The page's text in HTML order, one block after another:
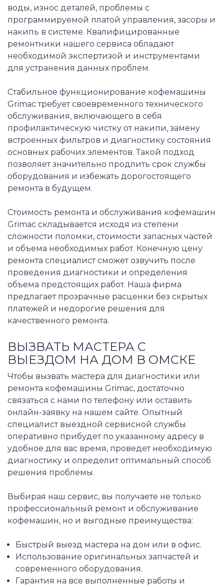
воды, износ деталей, проблемы с
программируемой платой управления, засоры и
накипь в системе. Квалифицированные
ремонтники нашего сервиса обладают
необходимой экспертизой и инструментами
для устранения данных проблем.
Стабильное функционирование кофемашины
Grimac требует своевременного технического
обслуживания, включающего в себя
профилактическую чистку от накипи, замену
встроенных фильтров и диагностику состояния
основных рабочих элементов. Такой подход
позволяет значительно продлить срок службы
оборудования и избежать дорогостоящего
ремонта в будущем.
Стоимость ремонта и обслуживания кофемашин
Grimac складывается исходя из степени
сложности поломки, стоимости запасных частей
и объема необходимых работ. Конечную цену
ремонта специалист сможет озвучить после
проведения диагностики и определения
объема предстоящих работ. Наша фирма
предлагает прозрачные расценки без скрытых
платежей и недорогие решения для
качественного ремонта.
ВЫЗВАТЬ МАСТЕРА С
ВЫЕЗДОМ НА ДОМ В ОМСКЕ
Чтобы вызвать мастера для диагностики или
ремонта кофемашины Grimac, достаточно
связаться с нами по телефону или оставить
онлайн-заявку на нашем сайте. Опытный
специалист выездной сервисной службы
оперативно прибудет по указанному адресу в
удобное для вас время, проведет необходимую
диагностику и определит оптимальный способ
решения проблемы.
Выбирая наш сервис, вы получаете не только
профессиональный ремонт и обслуживание
кофемашин, но и выгодные преимущества:
Быстрый выезд мастера на дом или в офис.
Использование оригинальных запчастей и
современного оборудования.
Гарантия на все выполненные работы и